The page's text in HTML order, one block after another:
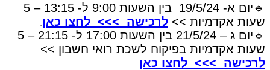
🔹יום א- 19/5/24 בין השעות 9:00 ל- 13:15 – 5
שעות אקדמיות >> לרכישה >>> לחצו כאן.
🔹יום ג – 21/5/24 בין השעות 17:00 ל- 21:15 – 5
שעות אקדמיות בפיקוח לשכת רואי חשבון >>
לרכישה >>> לחצו כאן